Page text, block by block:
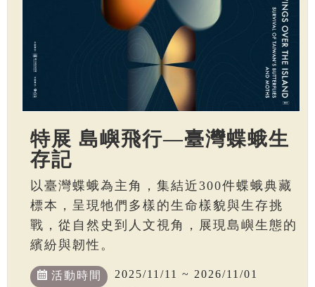
特展 島嶼飛行—臺灣蝶蛾生
存記
以臺灣蝶蛾為主角，集結近300件蝶蛾典藏
標本，呈現牠們多樣的生命樣貌與生存挑
戰，從自然史到人文視角，展現島嶼生態的
繽紛與韌性。
活動時間 2025/11/11 ~ 2026/11/01